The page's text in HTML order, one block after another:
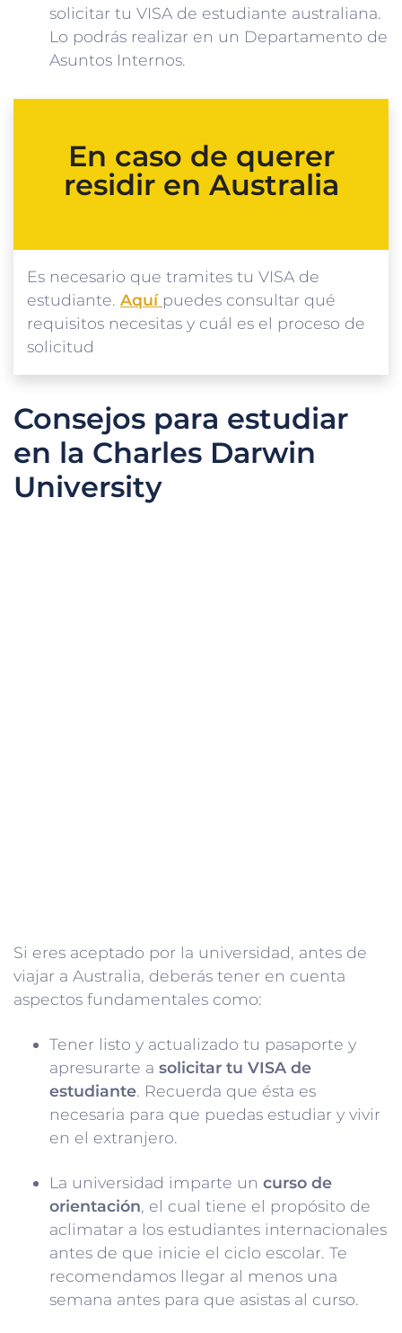
solicitar tu VISA de estudiante australiana.
Lo podrás realizar en un Departamento de
Asuntos Internos.
En caso de querer
residir en Australia
Es necesario que tramites tu VISA de
estudiante. Aquí puedes consultar qué
requisitos necesitas y cuál es el proceso de
solicitud
Consejos para estudiar
en la Charles Darwin
University
Si eres aceptado por la universidad, antes de
viajar a Australia, deberás tener en cuenta
aspectos fundamentales como:
Tener listo y actualizado tu pasaporte y
apresurarte a solicitar tu VISA de
estudiante. Recuerda que ésta es
necesaria para que puedas estudiar y vivir
en el extranjero.
La universidad imparte un curso de
orientación, el cual tiene el propósito de
aclimatar a los estudiantes internacionales
antes de que inicie el ciclo escolar. Te
recomendamos llegar al menos una
semana antes para que asistas al curso.